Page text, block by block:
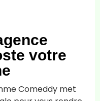
votre
Comeddy met